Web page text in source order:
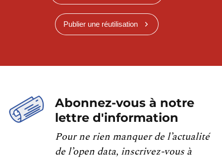
Publier une réutilisation
Abonnez-vous à notre
lettre d'information
Pour ne rien manquer de l’actualité
de l’open data, inscrivez-vous à